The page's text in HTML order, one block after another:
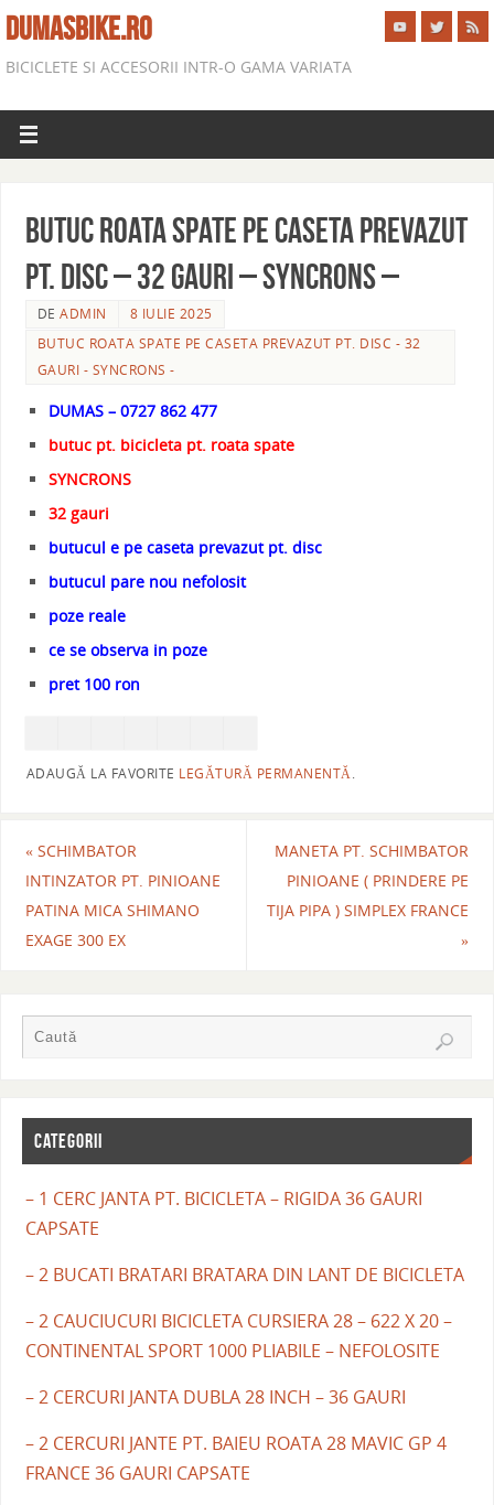
DUMASBIKE.RO
BICICLETE SI ACCESORII INTR-O GAMA VARIATA
BUTUC ROATA SPATE PE CASETA PREVAZUT
PT. DISC – 32 GAURI – SYNCRONS –
DEADMIN
8 IULIE 2025
BUTUC ROATA SPATE PE CASETA PREVAZUT PT. DISC - 32
GAURI - SYNCRONS -
DUMAS – 0727 862 477
butuc pt. bicicleta pt. roata spate
SYNCRONS
32 gauri
butucul e pe caseta prevazut pt. disc
butucul pare nou nefolosit
poze reale
ce se observa in poze
pret 100 ron
ADAUGĂ LA FAVORITE LEGĂTURĂ PERMANENTĂ.
«SCHIMBATOR
INTINZATOR PT. PINIOANE
PATINA MICA SHIMANO
EXAGE 300 EX
MANETA PT. SCHIMBATOR
PINIOANE ( PRINDERE PE
TIJA PIPA ) SIMPLEX FRANCE
»
CATEGORII
– 1 CERC JANTA PT. BICICLETA – RIGIDA 36 GAURI
CAPSATE
– 2 BUCATI BRATARI BRATARA DIN LANT DE BICICLETA
– 2 CAUCIUCURI BICICLETA CURSIERA 28 – 622 X 20 –
CONTINENTAL SPORT 1000 PLIABILE – NEFOLOSITE
– 2 CERCURI JANTA DUBLA 28 INCH – 36 GAURI
– 2 CERCURI JANTE PT. BAIEU ROATA 28 MAVIC GP 4
FRANCE 36 GAURI CAPSATE